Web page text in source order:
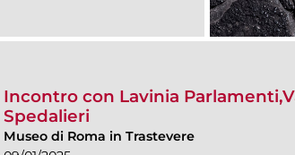
Incontro con Lavinia
Spedalieri
Museo di Roma in Trastevere